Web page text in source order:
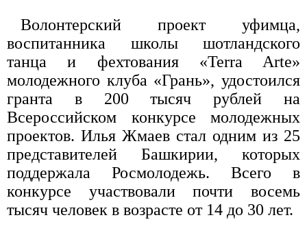
Волонтерский проект уфимца,
воспитанника школы шотландского
танца и фехтования «Terra Arte»
молодежного клуба «Грань», удостоился
гранта в 200 тысяч рублей на
Всероссийском конкурсе молодежных
проектов. Илья Жмаев стал одним из 25
представителей Башкирии, которых
поддержала Росмолодежь. Всего в
конкурсе участвовали почти восемь
тысяч человек в возрасте от 14 до 30 лет.